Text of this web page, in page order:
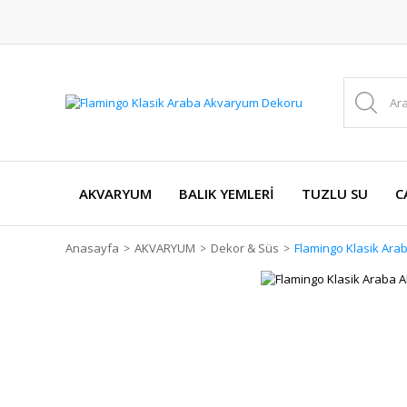
AKVARYUM BALIK YEMLERİ TUZLU SU
Anasayfa AKVARYUM Dekor & Süs Flamingo Klasik